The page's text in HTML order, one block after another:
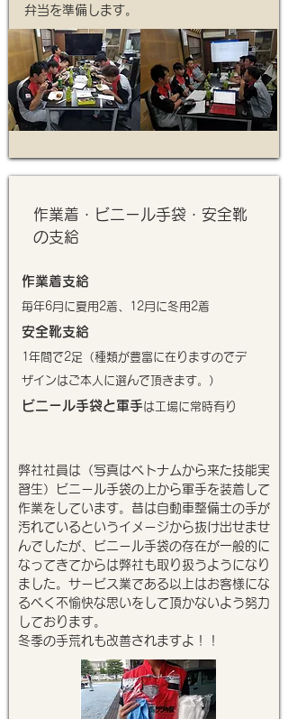
弁当を準備します。
作業着・ビニール手袋・安全靴
の支給
作業着支給
毎年6月に夏用2着、12月に冬用2着
安全靴支給
1年間で2足（種類が豊富に在りますのでデ
ザインはご本人に選んで頂きます。）
ビニール手袋と軍手は工場に常時有り
弊社社員は（写真はベトナムから来た技能実
習生）ビニール手袋の上から軍手を装着して
作業をしています。昔は自動車整備士の手が
汚れているというイメージから抜け出せませ
んでしたが、ビニール手袋の存在が一般的に
なってきてからは弊社も取り扱うようになり
ました。サービス業である以上はお客様にな
るべく不愉快な思いをして頂かないよう努力
しております。
冬季の手荒れも改善されますよ！！